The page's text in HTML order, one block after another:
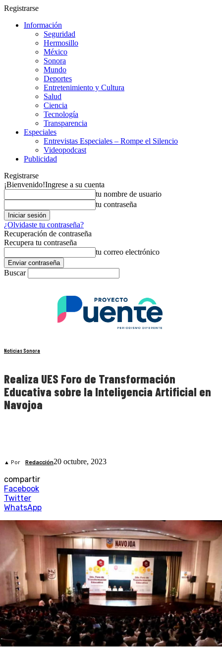
Registrarse
Información
Seguridad
Hermosillo
México
Sonora
Mundo
Deportes
Entretenimiento y Cultura
Salud
Ciencia
Tecnología
Transparencia
Especiales
Entrevistas Especiales – Rompe el Silencio
Videopodcast
Publicidad
Registrarse
¡Bienvenido!Ingrese a su cuenta
tu nombre de usuario
tu contraseña
¿Olvidaste tu contraseña?
Recuperación de contraseña
Recupera tu contraseña
tu correo electrónico
Buscar
Noticias Sonora
Realiza UES Foro de Transformación
Educativa sobre la Inteligencia Artificial en
Navojoa
▲ Por Redacción20 octubre, 2023
compartir
Facebook
Twitter
WhatsApp